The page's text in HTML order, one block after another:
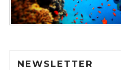
NEWSLETTER